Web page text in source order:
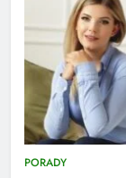
PORADY